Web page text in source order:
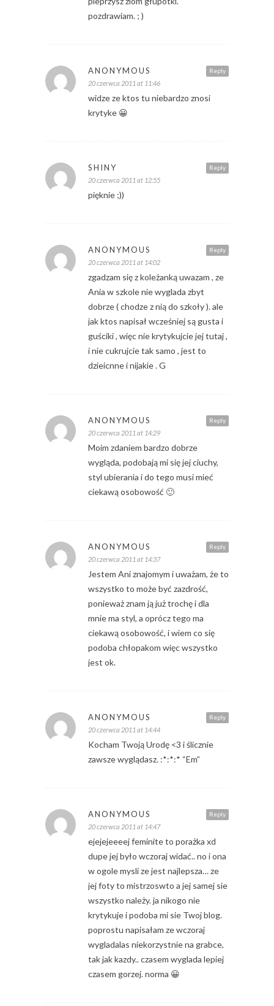
pozdrawiam. ; )
Reply
ANONYMOUS
20 czerwca 2011 at 11:46
widze ze ktos tu niebardzo znosi
krytyke 😀
Reply
SHINY
20 czerwca 2011 at 12:55
pięknie ;))
Reply
ANONYMOUS
20 czerwca 2011 at 14:02
zgadzam się z koleżanką uwazam , ze
Ania w szkole nie wyglada zbyt
dobrze ( chodze z nią do szkoły ). ale
jak ktos napisał wcześniej są gusta i
guściki , więc nie krytykujcie jej tutaj ,
i nie cukrujcie tak samo , jest to
dzieicnne i nijakie . G
Reply
ANONYMOUS
20 czerwca 2011 at 14:29
Moim zdaniem bardzo dobrze
wygląda, podobają mi się jej ciuchy,
styl ubierania i do tego musi mieć
ciekawą osobowość 🙂
Reply
ANONYMOUS
20 czerwca 2011 at 14:37
Jestem Ani znajomym i uważam, że to
wszystko to może być zazdrość,
ponieważ znam ją już trochę i dla
mnie ma styl, a oprócz tego ma
ciekawą osobowość, i wiem co się
podoba chłopakom więc wszystko
jest ok.
Reply
ANONYMOUS
20 czerwca 2011 at 14:44
Kocham Twoją Urodę <3 i ślicznie
zawsze wyglądasz. :*:*:* “Em”
Reply
ANONYMOUS
20 czerwca 2011 at 14:47
ejejejeeeej feminite to porażka xd
dupe jej było wczoraj widać.. no i ona
w ogole mysli ze jest najlepsza… ze
jej foty to mistrzoswto a jej samej sie
wszystko należy. ja nikogo nie
krytykuje i podoba mi sie Twoj blog.
poprostu napisałam ze wczoraj
wygladalas niekorzystnie na grabce,
tak jak kazdy.. czasem wyglada lepiej
czasem gorzej. norma 😀